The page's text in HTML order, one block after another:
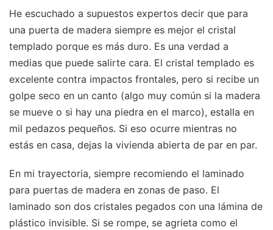
He escuchado a supuestos expertos decir que para
una puerta de madera siempre es mejor el cristal
templado porque es más duro. Es una verdad a
medias que puede salirte cara. El cristal templado es
excelente contra impactos frontales, pero si recibe un
golpe seco en un canto (algo muy común si la madera
se mueve o si hay una piedra en el marco), estalla en
mil pedazos pequeños. Si eso ocurre mientras no
estás en casa, dejas la vivienda abierta de par en par.
En mi trayectoria, siempre recomiendo el laminado
para puertas de madera en zonas de paso. El
laminado son dos cristales pegados con una lámina de
plástico invisible. Si se rompe, se agrieta como el